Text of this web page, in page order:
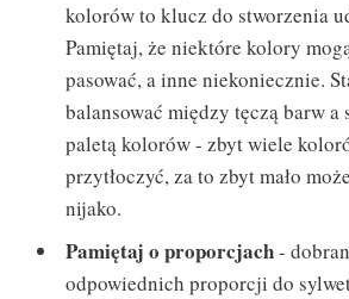
kolorów to klucz do stworzenia
Pamiętaj, że niektóre kolory
pasować, a inne niekoniecznie.
balansować między tęczą barw a
paletą kolorów - zbyt wiele
przytłoczyć, za to zbyt mało
nijako.
Pamiętaj o proporcjach-
odpowiednich proporcji do